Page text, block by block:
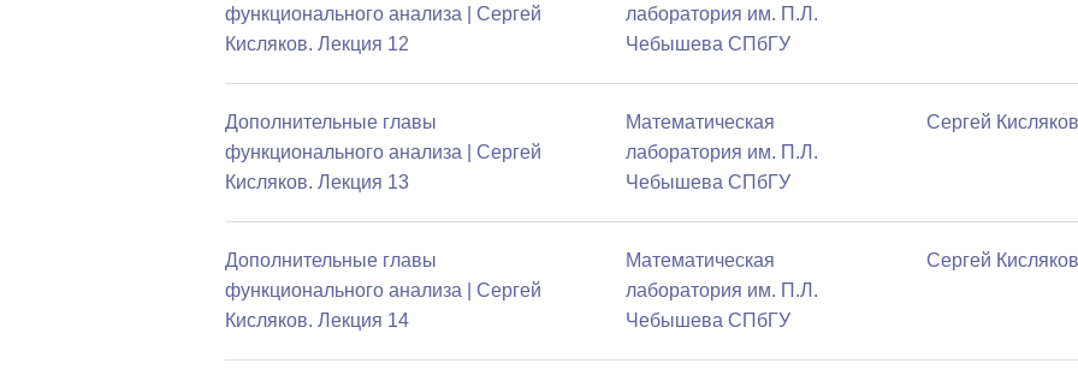
функционального анализа | Сергей
Кисляков. Лекция 12
лаборатория им. П.Л.
Чебышева СПбГУ
Дополнительные главы
функционального анализа | Сергей
Кисляков. Лекция 13
Математичеcкая
лаборатория им. П.Л.
Чебышева СПбГУ
Сергей Кисляков
Дополнительные главы
функционального анализа | Сергей
Кисляков. Лекция 14
Математичеcкая
лаборатория им. П.Л.
Чебышева СПбГУ
Сергей Кисляков